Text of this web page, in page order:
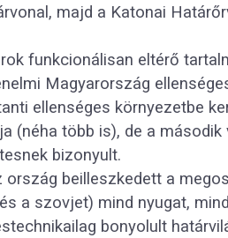
majd a Katonai
funkcionálisan eltérő
Magyarország
ellenséges környezetbe
(néha több is), de a
bizonyult.
beilleszkedett a
a szovjet) mind nyugat,
bonyolult